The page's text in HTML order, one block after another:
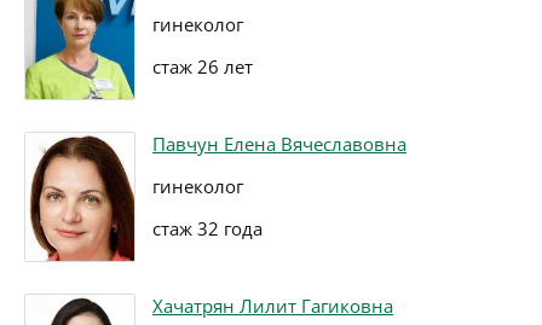
гинеколог
стаж 26 лет
Павчун Елена Вячеславовна
гинеколог
стаж 32 года
Хачатрян Лилит Гагиковна